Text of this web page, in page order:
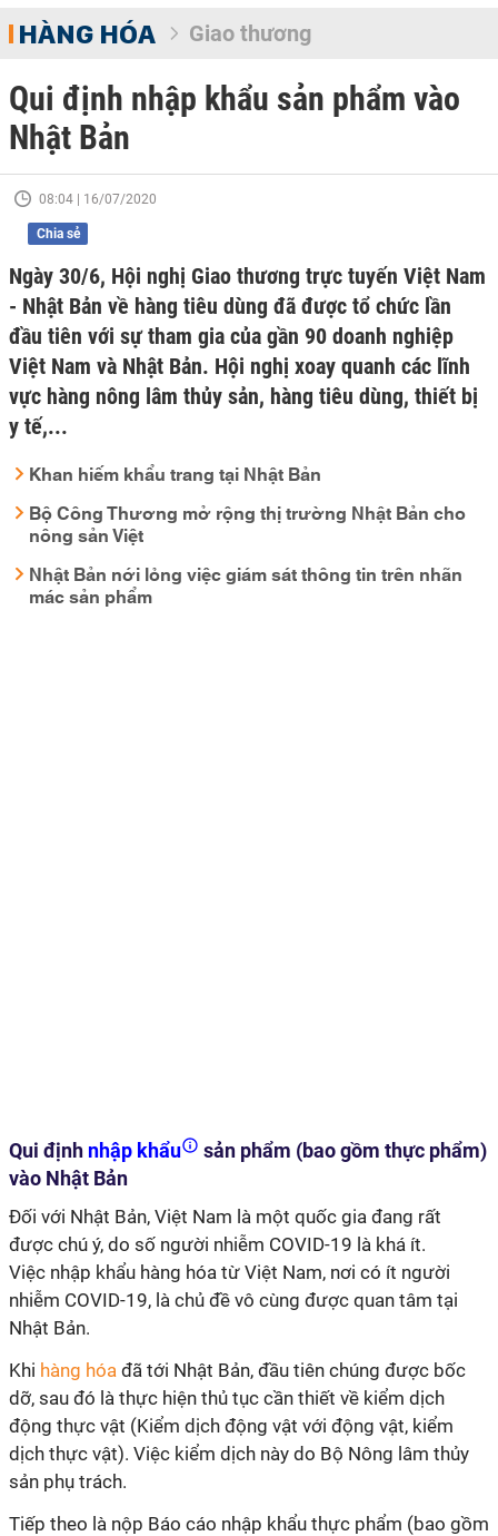
HÀNG HÓA Giao thương
Qui định nhập khẩu sản phẩm vào
Nhật Bản
08:04 | 16/07/2020
Chia sẻ
Ngày 30/6, Hội nghị Giao thương trực tuyến Việt Nam
- Nhật Bản về hàng tiêu dùng đã được tổ chức lần
đầu tiên với sự tham gia của gần 90 doanh nghiệp
Việt Nam và Nhật Bản. Hội nghị xoay quanh các lĩnh
vực hàng nông lâm thủy sản, hàng tiêu dùng, thiết bị
y tế,...
Khan hiếm khẩu trang tại Nhật Bản
Bộ Công Thương mở rộng thị trường Nhật Bản cho
nông sản Việt
Nhật Bản nới lỏng việc giám sát thông tin trên nhãn
mác sản phẩm
Qui định nhập khẩu
sản phẩm (bao gồm thực phẩm)
vào Nhật Bản
Đối với Nhật Bản, Việt Nam là một quốc gia đang rất
được chú ý, do số người nhiễm COVID-19 là khá ít.
Việc nhập khẩu hàng hóa từ Việt Nam, nơi có ít người
nhiễm COVID-19, là chủ đề vô cùng được quan tâm tại
Nhật Bản.
Khi hàng hóa đã tới Nhật Bản, đầu tiên chúng được bốc
dỡ, sau đó là thực hiện thủ tục cần thiết về kiểm dịch
động thực vật (Kiểm dịch động vật với động vật, kiểm
dịch thực vật). Việc kiểm dịch này do Bộ Nông lâm thủy
sản phụ trách.
Tiếp theo là nộp Báo cáo nhập khẩu thực phẩm (bao gồm